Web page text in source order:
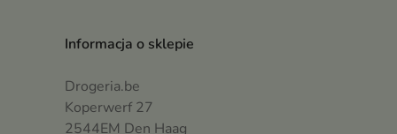
Informacja o sklepie
Drogeria.be
Koperwerf 27
2544EM Den Haag